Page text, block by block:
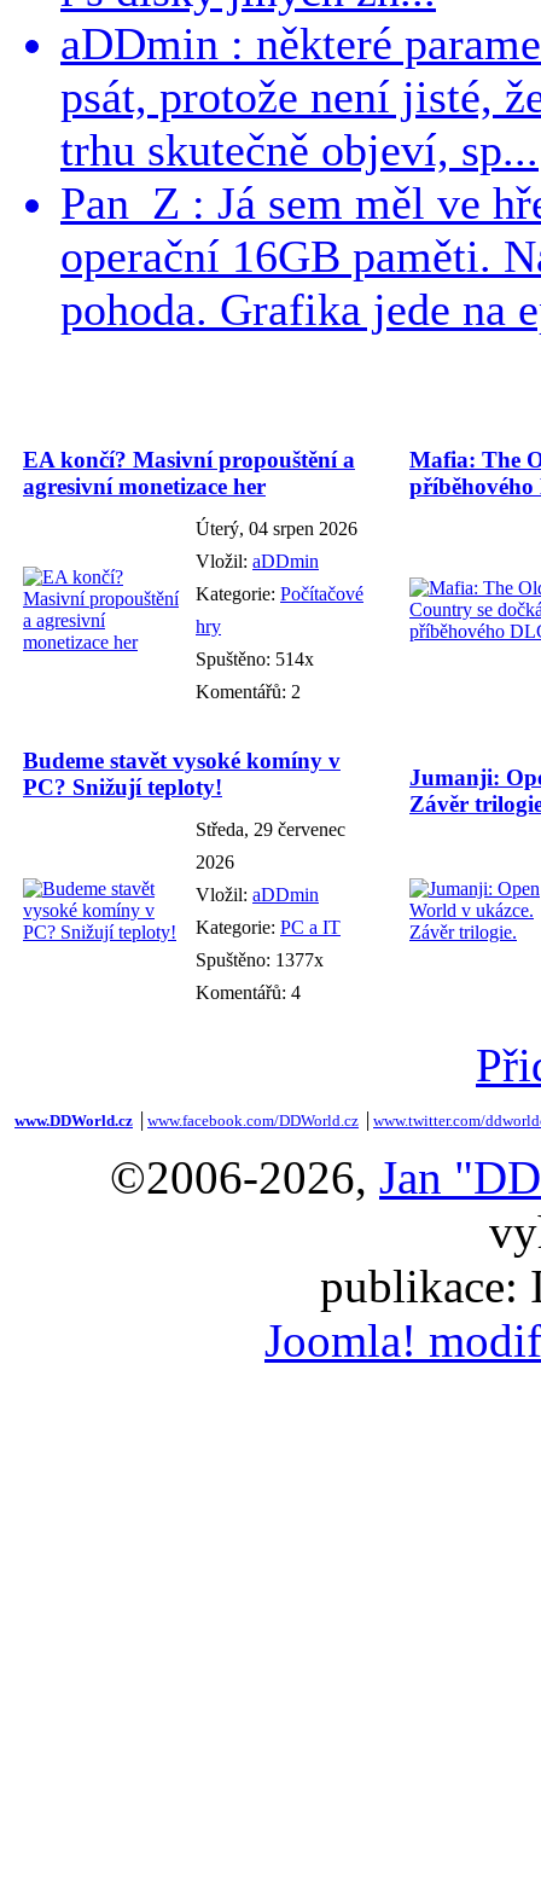
aDDmin : některé
psát, protože není jisté,
trhu skutečně objeví, sp...
Pan_Z : Já sem měl ve
operační 16GB paměti.
pohoda. Grafika jede na
EA končí? Masivní propouštění a
agresivní monetizace her
Úterý, 04 srpen 2026
Vložil: aDDmin
Kategorie: Počítačové
hry
Spuštěno: 514x
Komentářů: 2
Mafia: The
Budeme stavět vysoké komíny v
PC? Snižují teploty!
Středa, 29 červenec
2026
Vložil: aDDmin
Kategorie: PC a IT
Spuštěno: 1377x
Komentářů: 4
Jumanji:
Závěr
www.DDWorld.cz www.facebook.com/DDWorld.cz www.twitter.com/
©2006-2026, Jan
publikace:
Joomla!